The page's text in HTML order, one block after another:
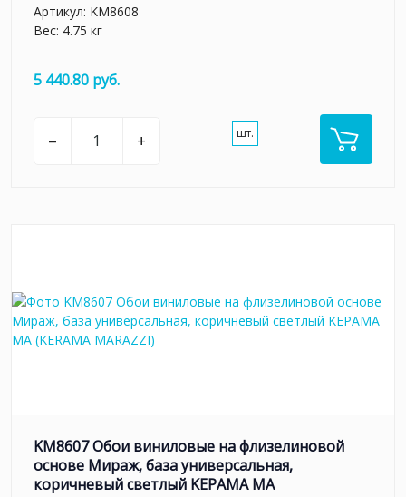
Артикул: KM8608
Вес: 4.75 кг
5 440.80 руб.
– + шт.
KM8607 Обои виниловые на флизелиновой
основе Мираж, база универсальная,
коричневый светлый KЕРАМА МА